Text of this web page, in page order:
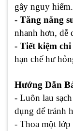
gây nguy hiểm.
- Tăng năng
nhanh hơn, dễ
- Tiết kiệm
hạn chế hư
Hướng Dẫn
- Luôn lau
dụng để tránh
- Thoa một